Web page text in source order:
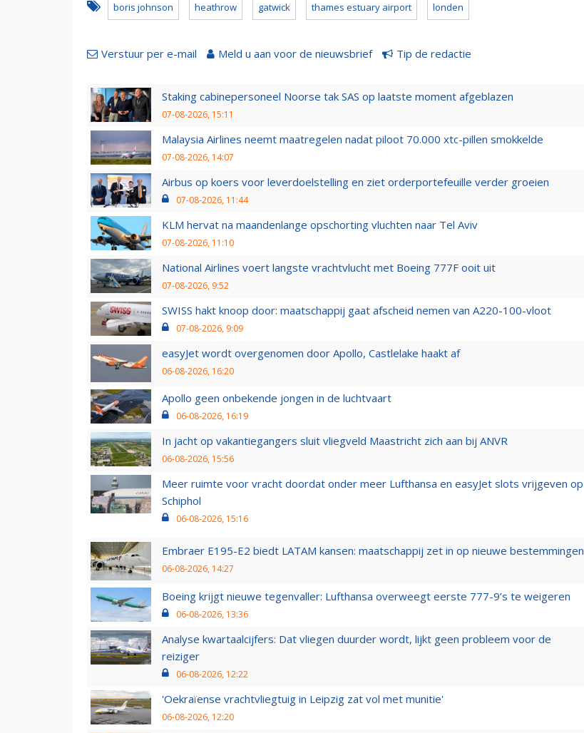
boris johnson heathrow gatwick thames estuary airport londen
Verstuur per e-mail Meld u aan voor de nieuwsbrief Tip de redactie
Staking cabinepersoneel Noorse tak SAS op laatste moment afgeblazen
07-08-2026, 15:11
Malaysia Airlines neemt maatregelen nadat piloot 70.000 xtc-pillen smokkelde
07-08-2026, 14:07
Airbus op koers voor leverdoelstelling en ziet orderportefeuille verder groeien
07-08-2026, 11:44
KLM hervat na maandenlange opschorting vluchten naar Tel Aviv
07-08-2026, 11:10
National Airlines voert langste vrachtvlucht met Boeing 777F ooit uit
07-08-2026, 9:52
SWISS hakt knoop door: maatschappij gaat afscheid nemen van A220-100-vloot
07-08-2026, 9:09
easyJet wordt overgenomen door Apollo, Castlelake haakt af
06-08-2026, 16:20
Apollo geen onbekende jongen in de luchtvaart
06-08-2026, 16:19
In jacht op vakantiegangers sluit vliegveld Maastricht zich aan bij ANVR
06-08-2026, 15:56
Meer ruimte voor vracht doordat onder meer Lufthansa en easyJet slots vrijgeven op
Schiphol
06-08-2026, 15:16
Embraer E195-E2 biedt LATAM kansen: maatschappij zet in op nieuwe bestemmingen
06-08-2026, 14:27
Boeing krijgt nieuwe tegenvaller: Lufthansa overweegt eerste 777-9’s te weigeren
06-08-2026, 13:36
Analyse kwartaalcijfers: Dat vliegen duurder wordt, lijkt geen probleem voor de
reiziger
06-08-2026, 12:22
'Oekraïense vrachtvliegtuig in Leipzig zat vol met munitie'
06-08-2026, 12:20